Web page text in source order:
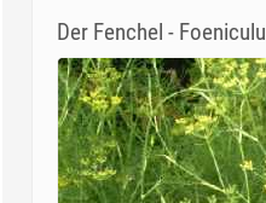
Der Fenchel -